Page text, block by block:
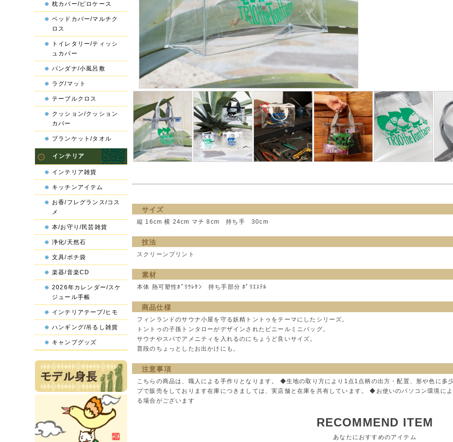
サイズ
縦 16cm 横 24cm マチ 8cm 持ち手 30cm
技法
スクリーンプリント
素材
本体 熱可塑性ﾎﾟﾘｳﾚﾀﾝ 持ち手部分 ﾎﾟﾘｴｽﾃﾙ
商品仕様
フィンランドのサウナ小屋を守る妖精トントゥをテーマにしたシリーズ。
トントゥの子孫トンタローがデザインされたビニールミニバッグ。
サウナやスパでアメニティを入れるのにちょうど良いサイズ。
普段のちょっとしたお出かけにも。
注意事項
こちらの商品は、職人による手作りとなります。 ◆生地の取り方により1点1点柄の出方・配置、形や色に多
プで販売をしております在庫につきましては、実店舗と在庫を共有しています。 ◆お使いのパソコン環境に
る場合がございます
RECOMMEND ITEM
あなたにおすすめのアイテム
枕カバー/ピロケース
ベッドカバー/マルチク
ロス
トイレタリー/ティッシ
ュカバー
バンダナ/小風呂敷
ラグ/マット
テーブルクロス
クッション/クッション
カバー
ブランケット/タオル
インテリア
インテリア雑貨
キッチンアイテム
お香/フレグランス/コス
メ
本/お守り/民芸雑貨
浄化/天然石
文具/ポチ袋
楽器/音楽CD
2026年カレンダー/スケ
ジュール手帳
インテリアテープ/ヒモ
ハンギング/吊るし雑貨
キャンプグッズ